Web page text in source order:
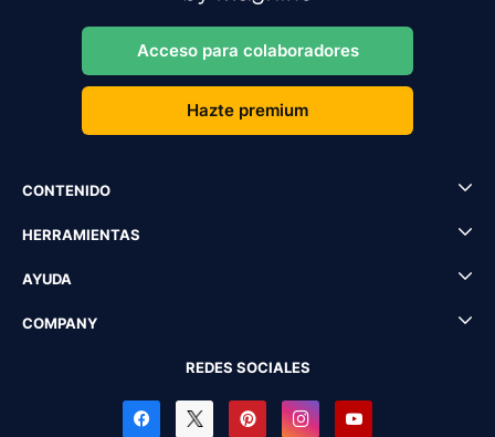
Acceso para colaboradores
Hazte premium
CONTENIDO
HERRAMIENTAS
AYUDA
COMPANY
REDES SOCIALES